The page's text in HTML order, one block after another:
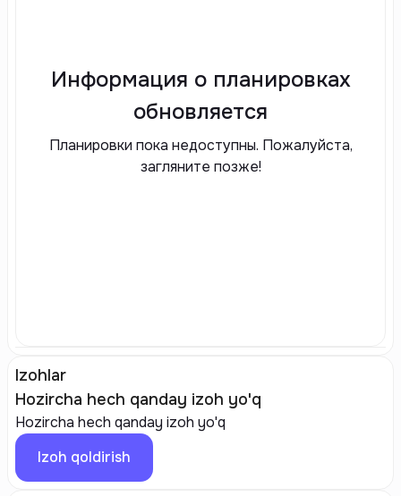
Информация о планировках
обновляется
Планировки пока недоступны. Пожалуйста,
загляните позже!
Izohlar
Hozircha hech qanday izoh yo'q
Hozircha hech qanday izoh yo'q
Izoh qoldirish